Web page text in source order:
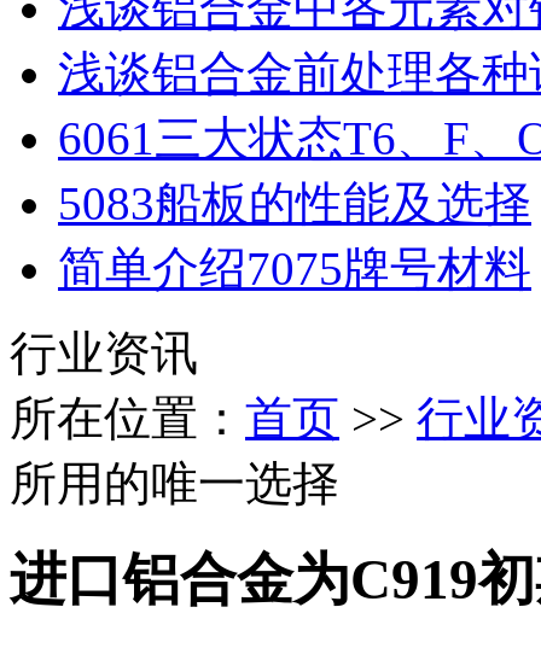
浅谈铝合金前处理各
6061三大状态T6、F、
5083船板的性能及选择
简单介绍7075牌号材料
行业资讯
所在位置： 首页 >> 行业
所用的唯一选择
进口铝合金为C919